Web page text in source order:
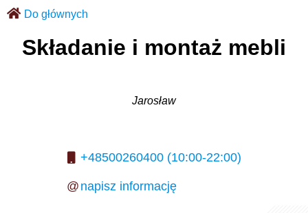
Do głównych
Składanie i montaż mebli
Jarosław
+48500260400 (10:00-22:00)
@ napisz informację